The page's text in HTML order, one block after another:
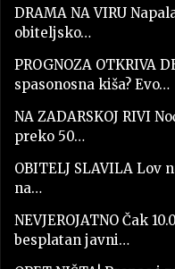
DRAMA NA VIRU
obiteljsko…
PROGNOZA OTKRIVA
spasonosna kiša? Evo…
NA ZADARSKOJ RIVI
preko 50…
OBITELJ SLAVILA Lov
na…
NEVJEROJATNO Čak
besplatan javni…